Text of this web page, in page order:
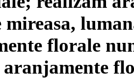
mireasa,
florale